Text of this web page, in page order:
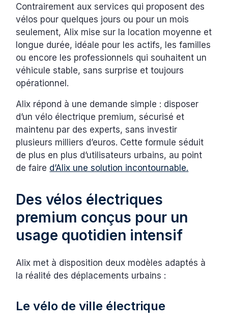
Contrairement aux services qui proposent des
vélos pour quelques jours ou pour un mois
seulement, Alix mise sur la location moyenne et
longue durée, idéale pour les actifs, les familles
ou encore les professionnels qui souhaitent un
véhicule stable, sans surprise et toujours
opérationnel.
Alix répond à une demande simple : disposer
d’un vélo électrique premium, sécurisé et
maintenu par des experts, sans investir
plusieurs milliers d’euros. Cette formule séduit
de plus en plus d’utilisateurs urbains, au point
de faire d’Alix une solution incontournable.
Des vélos électriques
premium conçus pour un
usage quotidien intensif
Alix met à disposition deux modèles adaptés à
la réalité des déplacements urbains :
Le vélo de ville électrique